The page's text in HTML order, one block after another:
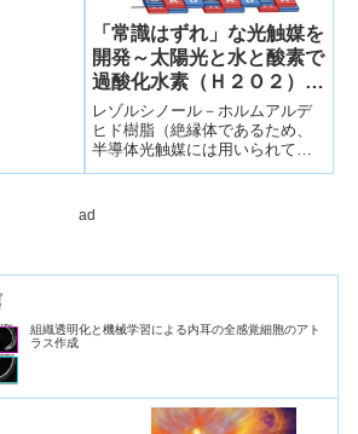
「常識はずれ」な光触媒を
開発～太陽光と水と酸素で
過酸化水素（Ｈ２Ｏ２）を
合成～
レゾルシノール－ホルムアルデ
ヒド樹脂（絶縁体であるため、
半導体光触媒には用いられてこ
なかった）を、独自の高温水熱
太陽光エネルギーを用いて水と
ad
組織透明化と機械学習による内耳の全感覚細胞のアト
ラス作成